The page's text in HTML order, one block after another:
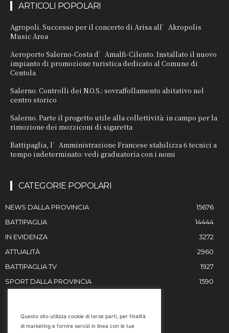
ARTICOLI POPOLARI
Agropoli. Successo per il concerto di Arisa all’Akropolis
Music Area
Aeroporto Salerno-Costa d’Amalfi-Cilento. Installato il nuovo
impianto di promozione turistica dedicato al Comune di
Centola
Salerno. Controlli dei N.O.S.: sovraffollamento abitativo nel
centro storico
Salerno. Parte il progetto utile alla collettività: in campo per la
rimozione dei mozziconi di sigaretta
Battipaglia, l’Amministrazione Francese stabilizza 6 tecnici a
tempo indeterminato: vedi graduatoria con i nomi
CATEGORIE POPOLARI
NEWS DALLA PROVINCIA
15676
BATTIPAGLIA
14444
IN EVIDENZA
3272
ATTUALITÀ
2960
BATTIPAGLIA TV
1927
SPORT DALLA PROVINCIA
1590
Questo sito utilizza cookie di terze parti, per finalità
di marketing e fornire servizi in linea con le tue